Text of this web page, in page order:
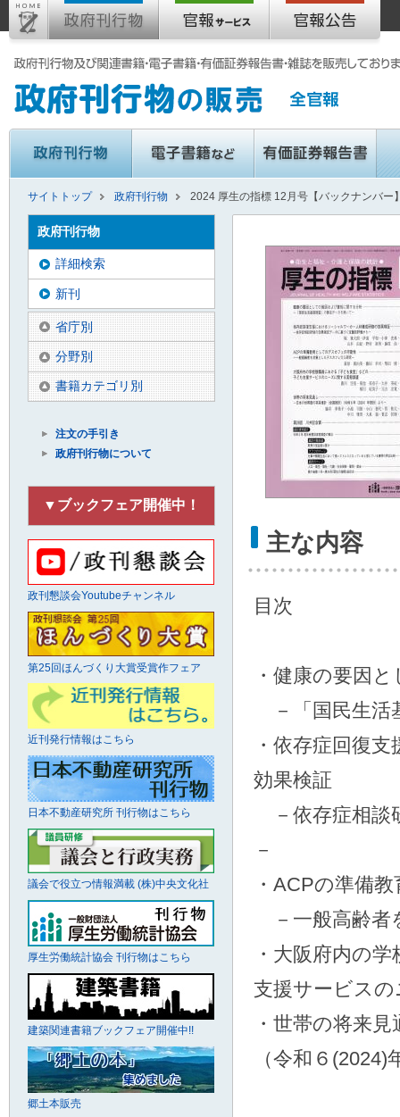
サイトトップ 政府刊行物 2024 厚生の指標 12月号【バックナンバー
主な内容
目次
・健康の要因
－「国民生活
・依存症回復
効果検証
－依存症相談
－
・ACPの準備
－一般高齢者
・大阪府内の
支援サービス
・世帯の将来
（令和６
政府刊行物
詳細検索
新刊
省庁別
分野別
書籍カテゴリ別
注文の手引き
政府刊行物について
▼ブックフェア開催中！
政刊懇談会Youtubeチャンネル
第25回ほんづくり大賞受賞作フェア
近刊発行情報はこちら
日本不動産研究所 刊行物はこちら
議会で役立つ情報満載 (株)中央文化社
厚生労働統計協会 刊行物はこちら
建築関連書籍ブックフェア開催中!!
郷土本販売